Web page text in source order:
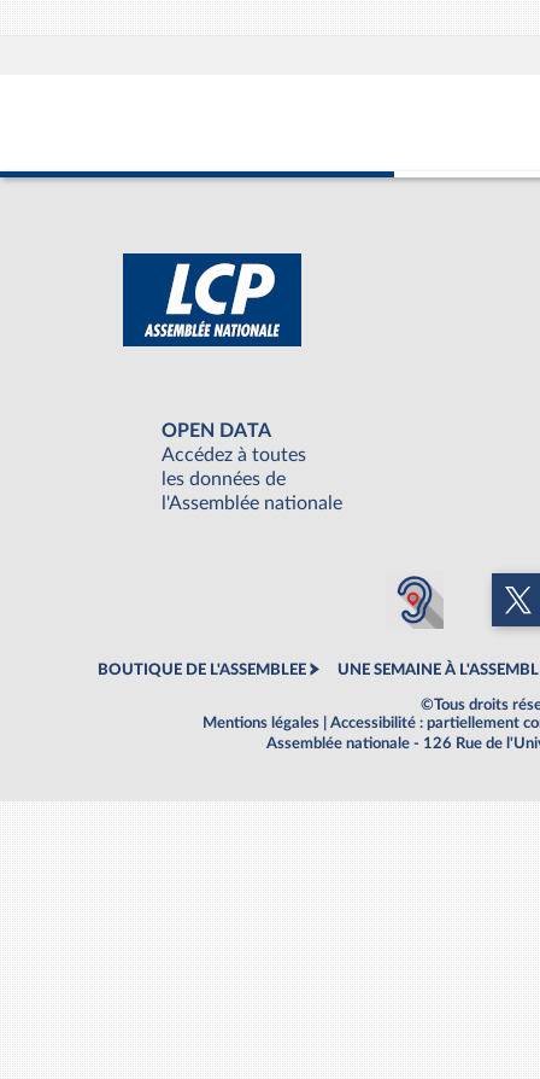
OPEN DATA
Accédez à toutes
les données de
l'Assemblée nationale
BOUTIQUE DE L'ASSEMBLEE UNE SEMAINE À
©Tous droits
Mentions légales
Accessibilité : partiellement
Assemblée nationale - 126 Rue de